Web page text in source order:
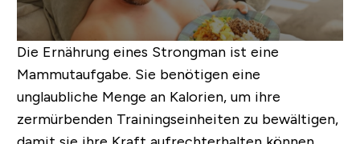
Die Ernährung eines Strongman ist eine
Mammutaufgabe. Sie benötigen eine
unglaubliche Menge an Kalorien, um ihre
zermürbenden Trainingseinheiten zu bewältigen,